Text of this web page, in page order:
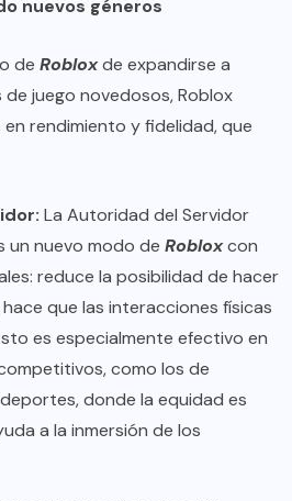
nuevos géneros
de Robloxde expandirse a
juego novedosos, Roblox
rendimiento y fidelidad, que
La Autoridad del Servidor
un nuevo modo de Robloxcon
reduce la posibilidad de hacer
que las interacciones físicas
es especialmente efectivo en
como los de
donde la equidad es
a la inmersión de los